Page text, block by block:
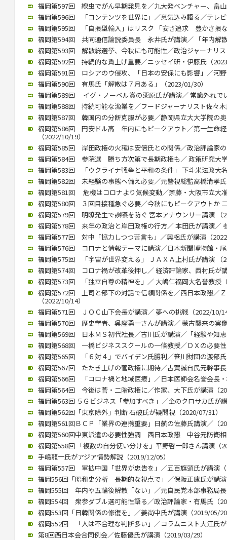
福岡第597回 線虫でがん早期発見を／九大発ベンチャー、畠
福岡第596回 「コンテンツを世界に」／意気込み語る／テレ
福岡第595回 「自損型輸入」はリスク 「安さ追求 豊かさ損
福岡第594回 共同通信論説委員長 永井氏が講演／ 「年内解
福岡第593回 解散総選挙、今秋にも可能性／政治ジャーナリ
福岡第592回 持続的な賃上げ重要／ニッセイ研・伊藤氏（
福岡第591回 ロシアのウ侵攻、「日本の安保にも影響」／河
福岡第590回 有馬氏「解散は７月ある」（2023/01/30）
福岡第589回 イグ・ノーベル賞の栗原氏が講演／ 常識外れで
福岡第588回 持続可能な漁業を／フードジャーナリスト佐々
福岡第587回 韓国内の分断克服が必要／静岡県立大大学院の
福岡第586回 円安ドル高 年内にもピークアウト／第一生命
（2022/10/19）
福岡第585回 岸田政権の火種は安倍氏との関係／政治評論家
福岡第584回 参院選 勝ち方次第で長期政権も／ 政策研究大
福岡第583回 「ウクライナ戦争と平和の条件」 下斗米法政大
福岡第582回 未経験の事態へ備え必要／元警視総監高橋清孝
福岡第581回 危機はコロナより気候変動／斎藤・大阪市立大
福岡第580回 ３回目接種急ぐ必要／今秋にもピークアウトか
福岡第579回 明瞭発生で誤嚥を防ぐ 宮本アナウンサー講演 （
福岡第578回 来年の政治と岸田政権の行方／ 本田氏が講演／
福岡第577回 対中「協力しつつ苦言も」／興梠氏が講演（
福岡第576回 コロナと情報テーマに講演／日本新聞博物館・
福岡第575回 「宇宙が世界変える」 ＪＡＸＡ上村氏が講演 （
福岡第574回 コロナ禍が改革後押し／ 経済評論家、西村氏が
福岡第573回 「独立自尊の精神を」／ 大嶋仁福岡大名誉教授
福岡第572回 上司と部下の対話で信頼関係を／西日本政懇／
（2022/10/14）
福岡第571回 ＪＯＣ山下会長が講演／ 夢への挑戦（2022/10/
福岡第570回 歴史学者、呉座勇一さんが講演／ 蒙古襲来の実
福岡第569回 日本ＭＳ初代社長／古川氏が講演／「経験や知
福岡第568回 一橋ビジネススクールの一條教授／ＤＸの必要
福岡第565回 「６対４」でバイデン氏勝利／笹川財団の渡部
福岡第567回 たたき上げの菅政権に期待／古賀誠自民元幹事
福岡第566回 「コロナ禍と地域医療」／日本医師会名誉会長
福岡第564回 今後は菅・二階政権に／作家、大下氏が講演（
福岡第563回 ５Ｇビジネス「参加すべき」／企のクロサカ氏が
福岡第562回「東京除外」判断 石破氏が疑問視（2020/07/31）
福岡第561回ＢＣＰ「業界の連携重要」日航の佐藤氏講演／（
福岡第560回中東派遣の必要性強調 西日本政懇 中谷元防衛
福岡第558回 「複数の自分使い分けを」平野啓一郎さん講演（
手嶋龍一氏がアジア情勢解説（2019/12/05）
福岡第557回 軍拡中国「世界が忠告を」／五百旗頭氏が講演
福岡556回「昭和史分析 長期的な視点で」／保阪正康氏が講
福岡555回 年内や五輪後解散「ない」／元自民党本部事務局
福岡554回 衆参ダブル選可能性語る／政治評論家・有馬氏（
福岡553回「日韓関係の修復を」／姜尚中氏が講演（2019/05/
福岡552回 「人は不合理な判断多い」／コラムニスト大江氏
第8回西日本会合同例会／佐藤優氏が講演（2019/03/29）